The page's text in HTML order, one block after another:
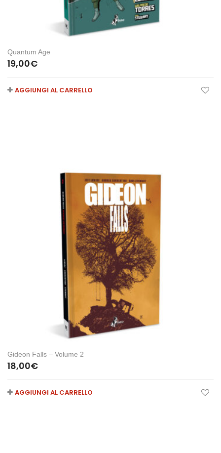
Quantum Age
19,00€
AGGIUNGI AL CARRELLO
Gideon Falls – Volume 2
18,00€
AGGIUNGI AL CARRELLO